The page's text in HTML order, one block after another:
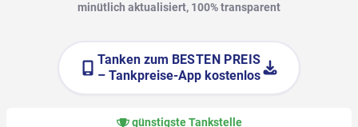
minütlich aktualisiert, 100% transparent
Tanken zum BESTEN PREIS
– Tankpreise-App kostenlos
günstigste Tankstelle